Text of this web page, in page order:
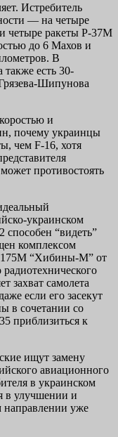
Истребитель
— на четыре
четыре ракеты Р-37М
до 6 Махов и
В
есть 30-
Шипунова
и
почему украинцы
чем F-16, хотя
противостоять
украинском
способен “видеть”
комплексом
“Хибины-М” от
захват самолета
если его засекут
в сочетании со
приблизиться к
ищут замену
авиационного
в украинском
в улучшении и
направлении уже